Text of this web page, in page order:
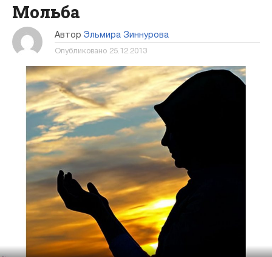
Мольба
Автор Эльмира Зиннурова
Опубликовано 25.12.2013